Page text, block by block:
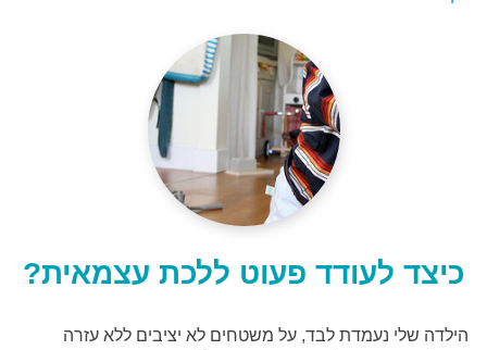
כיצד לעודד פעוט ללכת עצמאית?
הילדה שלי נעמדת לבד, על משטחים לא יציבים ללא עזרה